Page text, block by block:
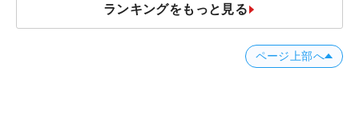
ランキングをもっと見る
ページ上部へ